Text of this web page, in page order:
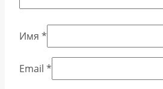
Имя *
Email *